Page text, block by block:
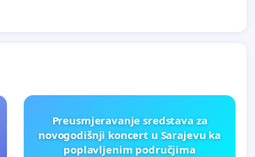
Preusmjeravanje sredstava za
novogodišnji koncert u Sarajevu ka
poplavljenim područjima